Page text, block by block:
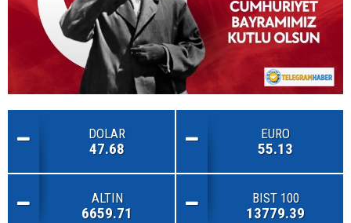
DOLAR
47.68
EURO
55.13
ALTIN
6659.71
BIST 100
13779.39